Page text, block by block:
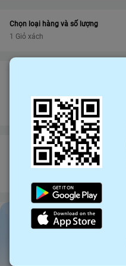
Chọn loại hàng và số lượng
1 Giỏ xách
Đảm bảo gửi hàng
Chính sách hoàn
PHAN HOÀNG THÚC
Đối tác trực tiếp của Felix, mang
với người tiêu dùng. Giá cả cạnh
PHAN HOÀNG
Đánh giá